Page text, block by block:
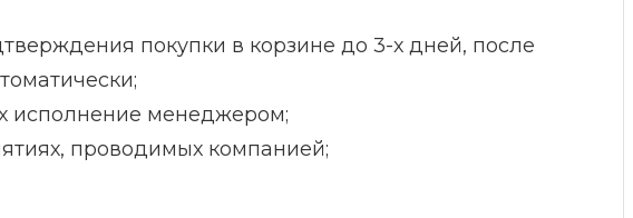
покупки в корзине до 3-х дней, после
исполнение менеджером;
проводимых компанией;